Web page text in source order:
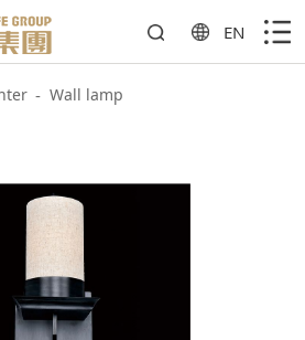
EN
- Wall lamp